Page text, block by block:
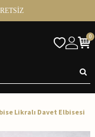
0
Likralı Davet Elbisesi